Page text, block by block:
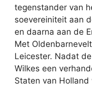
tegenstander van
soevereiniteit aan
en daarna aan de
Met
Leicester. Nadat
Wilkes een
Staten van Holland